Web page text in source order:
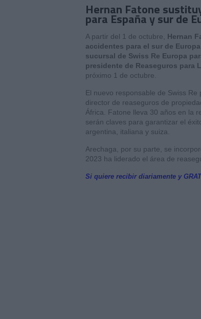
Hernan Fatone
para España y sur de
A partir del 1 de octubre, Hernan
accidentes para el sur de
sucursal de Swiss Re Europa
presidente de Reaseguros para
próximo 1 de octubre.
El nuevo responsable de Swiss
director de reaseguros de
África. Fatone lleva 30 años en la
serán claves para garantizar el
argentina, italiana y suiza.
Arechaga, por su parte, se
2023 ha liderado el área de
Si quiere recibir diariamente y